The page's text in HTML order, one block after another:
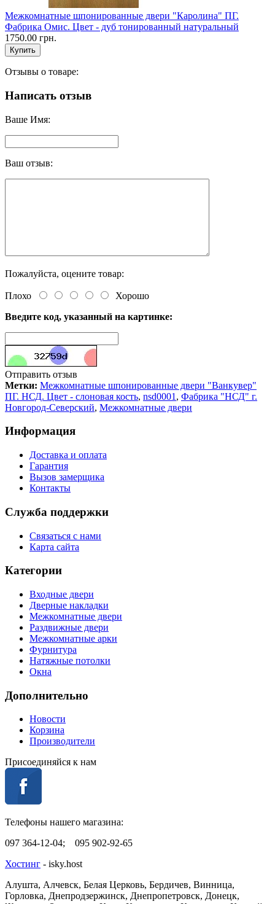
Межкомнатные шпонированные двери "Каролина" ПГ.
Фабрика Омис. Цвет - дуб тонированный натуральный
1750.00 грн.
Отзывы о товаре:
Написать отзыв
Ваше Имя:
Ваш отзыв:
Пожалуйста, оцените товар:
Плохо
Хорошо
Введите код, указанный на картинке:
Отправить отзыв
Метки: Межкомнатные шпонированные двери "Ванкувер"
ПГ. НСД. Цвет - слоновая кость, nsd0001 , Фабрика "НСД" г.
Новгород-Северский, Межкомнатные двери
Информация
Доставка и оплата
Гарантия
Вызов замерщика
Контакты
Служба поддержки
Связаться с нами
Карта сайта
Категории
Входные двери
Дверные накладки
Межкомнатные двери
Раздвижные двери
Межкомнатные арки
Фурнитура
Натяжные потолки
Окна
Дополнительно
Новости
Корзина
Производители
Присоединяйся к нам
Телефоны нашего магазина:
097 364-12-04; 095 902-92-65
Хостинг - isky.host
Алушта, Алчевск, Белая Церковь, Бердичев, Винница,
Горловка, Днепродзержинск, Днепропетровск, Донецк,